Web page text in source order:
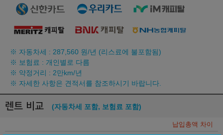
※ 자동차세 : 287,560 원/년 (리스료에 불포함됨)
※ 보험료 : 개인별로 다름
※ 약정거리 : 2만km/년
※ 자세한 사항은 견적서를 참조하시기 바랍니다.
렌트 비교 (자동차세 포함, 보험료 포함)
납입총액 차이